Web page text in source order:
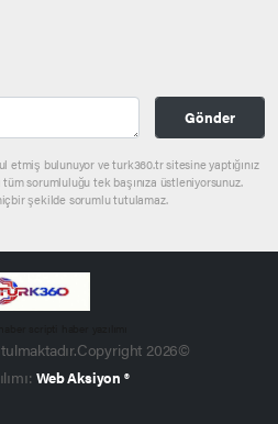
Gönder
etmiş bulunuyor ve turk360.tr sitesine yaptığınız
sorumluluğu tek başınıza üstleniyorsunuz.
şekilde sorumlu tutulamaz.
2026©
Web Aksiyon ®